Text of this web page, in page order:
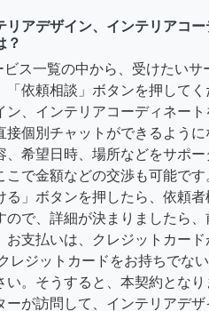
リアデザイン、インテリアコ
？
ビス一覧の中から、受けたいサ
「依頼相談」ボタンを押して
ン、インテリアコーディネー
接個別チャットができるよう
、希望日時、場所などをサポ
こで金額などの交渉も可能です
る」ボタンを押したら、依頼
ので、詳細が決まりましたら
お支払いは、クレジットカー
レジットカードをお持ちでな
い。そうすると、本契約とな
ーが訪問して、インテリアデ